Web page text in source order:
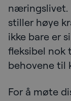
næringslivet.
stiller høye
ikke bare er
fleksibel nok
behovene til
For å møte